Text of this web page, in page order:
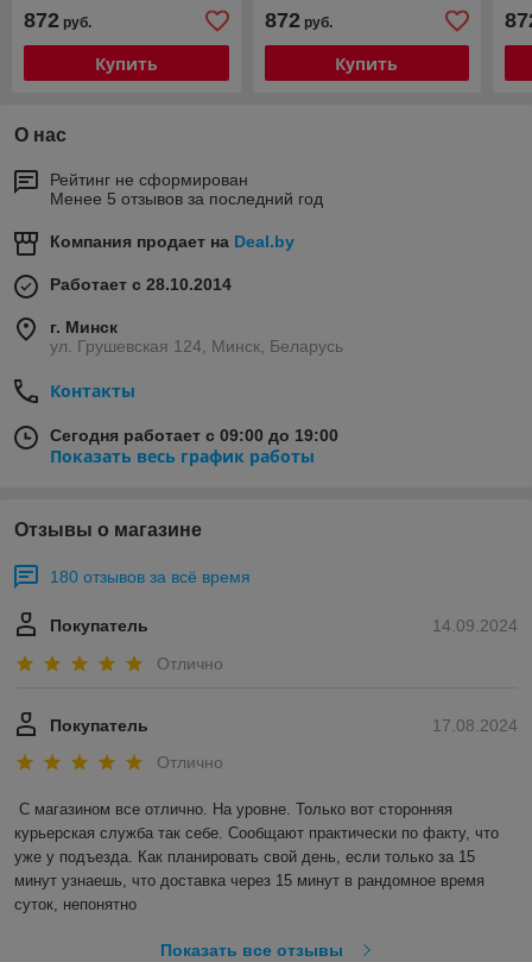
872 руб.
Купить
872руб.
Купить
О нас
Рейтинг не сформирован
Менее 5 отзывов за последний год
Компания продает на Deal.by
Работает с 28.10.2014
г. Минск
ул. Грушевская 124, Минск, Беларусь
Контакты
Сегодня работает с 09:00 до 19:00
Показать весь график работы
Отзывы о магазине
180 отзывов за всё время
14.09.2024
Покупатель
Отлично
17.08.2024
Покупатель
Отлично
С магазином все отлично. На уровне. Только вот сторонняя
курьерская служба так себе. Сообщают практически по факту, что
уже у подъезда. Как планировать свой день, если только за 15
минут узнаешь, что доставка через 15 минут в рандомное время
суток, непонятно
Показать все отзывы